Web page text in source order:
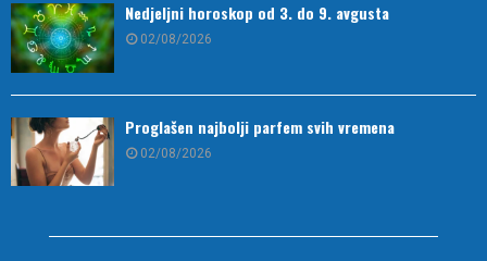
Nedjeljni horoskop od 3. do 9. avgusta
02/08/2026
Proglašen najbolji parfem svih vremena
02/08/2026